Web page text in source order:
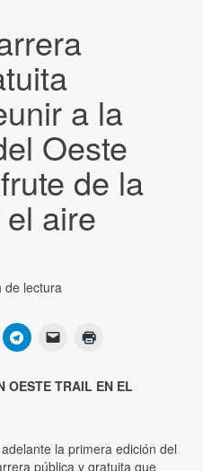
a la
Oeste
de la
aire
de lectura
OESTE TRAIL EN EL
la primera edición del
pública y gratuita que